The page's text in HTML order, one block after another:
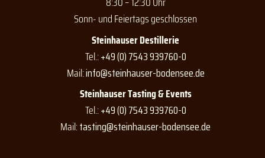
Sonn- und Feiertags geschlossen
Steinhauser Destillerie
Tel.:+49 (0) 7543 939760-0
Mail:info@steinhauser-bodensee.de
Steinhauser Tasting & Events
Tel.:+49 (0) 7543 939760-0
Mail:tasting@steinhauser-bodensee.de